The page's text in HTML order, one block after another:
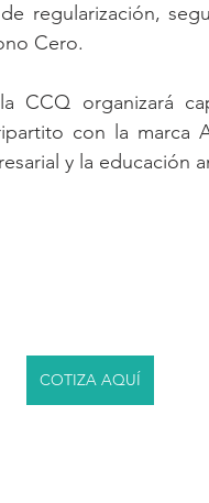
regularización,
Cero.
CCQ organizará
con la marca
y la educación
COTIZA AQUÍ